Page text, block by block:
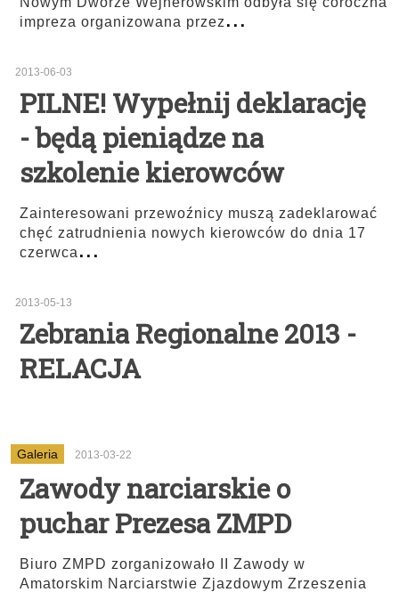
impreza organizowana przez...
2013-06-03
PILNE! Wypełnij deklarację
- będą pieniądze na
szkolenie kierowców
Zainteresowani przewoźnicy muszą zadeklarować
chęć zatrudnienia nowych kierowców do dnia 17
czerwca...
2013-05-13
Zebrania Regionalne 2013 -
RELACJA
Galeria 2013-03-22
Zawody narciarskie o
puchar Prezesa ZMPD
Biuro ZMPD zorganizowało II Zawody w
Amatorskim Narciarstwie Zjazdowym Zrzeszenia